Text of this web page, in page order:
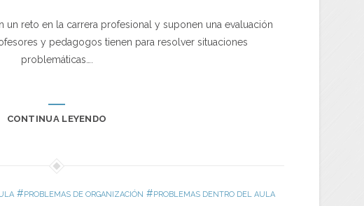
un reto en la carrera profesional y suponen una evaluación
y pedagogos tienen para resolver situaciones
problemáticas….
CONTINUA LEYENDO
#PROBLEMAS DE ORGANIZACIÓN #PROBLEMAS DENTRO DEL AULA